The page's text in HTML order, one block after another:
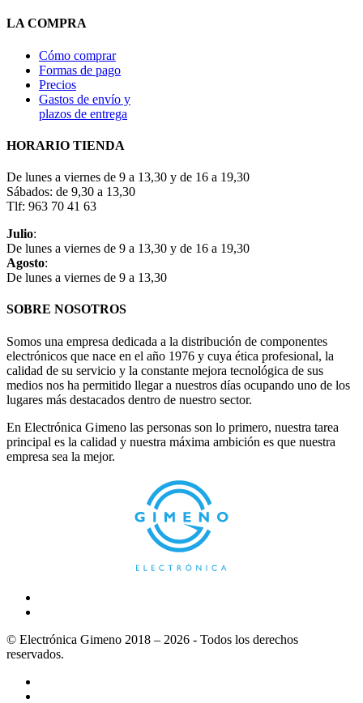
LA COMPRA
Cómo comprar
Formas de pago
Precios
Gastos de envío y
plazos de entrega
HORARIO TIENDA
De lunes a viernes de 9 a 13,30 y de 16 a 19,30
Sábados: de 9,30 a 13,30
Tlf: 963 70 41 63
Julio:
De lunes a viernes de 9 a 13,30 y de 16 a 19,30
Agosto:
De lunes a viernes de 9 a 13,30
SOBRE NOSOTROS
Somos una empresa dedicada a la distribución de componentes
electrónicos que nace en el año 1976 y cuya ética profesional, la
calidad de su servicio y la constante mejora tecnológica de sus
medios nos ha permitido llegar a nuestros días ocupando uno de los
lugares más destacados dentro de nuestro sector.
En Electrónica Gimeno las personas son lo primero, nuestra tarea
principal es la calidad y nuestra máxima ambición es que nuestra
empresa sea la mejor.
© Electrónica Gimeno 2018 – 2026 - Todos los derechos
reservados.